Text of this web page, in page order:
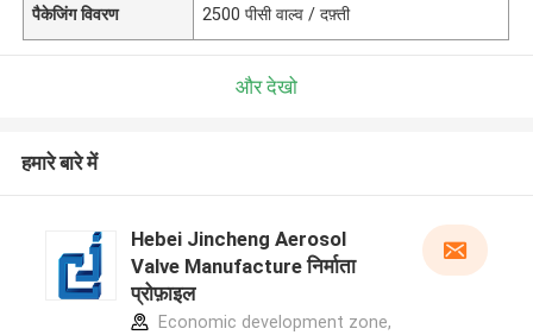
पैकेजिंग विवरण 2500 पीसी वाल्व / दफ़्ती
और देखो
हमारे बारे में
Hebei Jincheng Aerosol
Valve Manufacture निर्माता
प्रोफ़ाइल
Economic development zone,